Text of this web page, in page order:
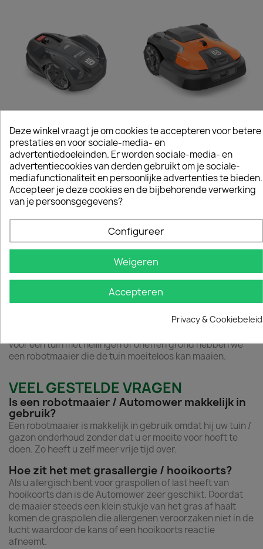
HUSQVARNA
AUTOMOWER® 310E NERA
€ 2.499,00
HUSQVARNA
AUTOMOWER® 540 EPOS
€ 5.699,00
Item 1-12 van 17 in totaal item(s)
Terug naar boven
Een Husqvarna Automower,
robotmaaier voor elke tuin.
We hebben een robotmaaier voor elke tuin. Of u nu een
voor een tuin met hellingen of oneffen grond hebben we
een robotmaaier die de tuin moeiteloos kan maaien.
VEEL GESTELDE VRAGEN
Is een robotmaaier / Automower makkelijk in
gebruik?
Een robotmaaier is makkelijk in gebruik omdat hij uw tuin /
gazon onderhoud zonder dat u er moeite voor hoeft te
doen. Zo heeft u zelf meer vrije tijd over.
Hoe zit het met grasallergie / hooikoorts?
Als u allergisch bent voor graspollen of last heeft van
hooikoorts dan is de Automower zeer geschikt. Doordat
de maaier steeds een klein stukje van het gras af haalt
komen de graspollen die allergenen veroorzaken niet in de
lucht waardoor de kans of een hooikoorts reactie
afneemt.
Deze winkel vraagt je om cookies te accepteren voor betere
prestaties en voor sociale-media- en
advertentiedoeleinden. Er worden sociale-media- en
advertentiecookies van derden gebruikt om je sociale-
mediafunctionaliteit en persoonlijke advertenties te bieden.
Accepteer je deze cookies en de bijbehorende verwerking
van je persoonsgegevens?
Configureer
Weigeren
Accepteren
Privacy & Cookiebeleid